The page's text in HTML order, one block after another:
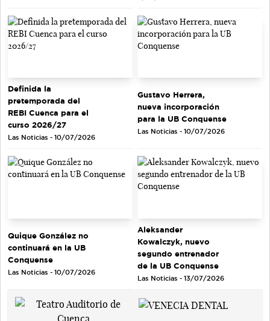
Definida la
pretemporada del
REBI Cuenca para el
curso 2026/27
Las Noticias - 10/07/2026
Gustavo Herrera,
nueva incorporación
para la UB Conquense
Las Noticias - 10/07/2026
Quique González no
continuará en la UB
Conquense
Las Noticias - 10/07/2026
Aleksander
Kowalczyk, nuevo
segundo entrenador
de la UB Conquense
Las Noticias - 13/07/2026